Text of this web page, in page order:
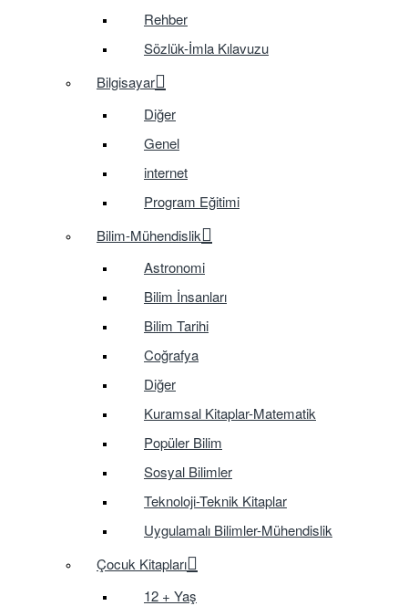
Rehber
Sözlük-İmla Kılavuzu
Bilgisayar
Diğer
Genel
internet
Program Eğitimi
Bilim-Mühendislik
Astronomi
Bilim İnsanları
Bilim Tarihi
Coğrafya
Diğer
Kuramsal Kitaplar-Matematik
Popüler Bilim
Sosyal Bilimler
Teknoloji-Teknik Kitaplar
Uygulamalı Bilimler-Mühendislik
Çocuk Kitapları
12 + Yaş